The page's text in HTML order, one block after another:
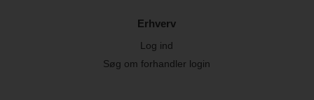
Erhverv
Log ind
Søg om forhandler login